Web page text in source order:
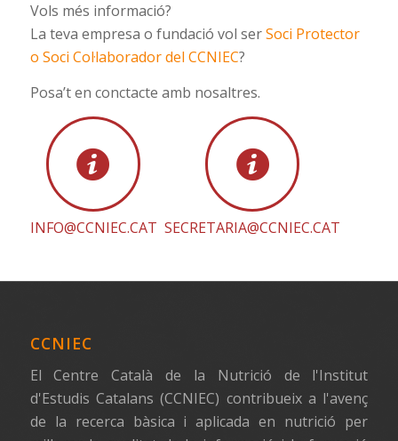
Vols més informació?
La teva empresa o fundació vol serSoci Protector
o Soci Col·laborador del CCNIEC?
Posa’t en conctacte amb nosaltres.
INFO@CCNIEC.CAT SECRETARIA@CCNIEC.CAT
CCNIEC
El Centre Català de la Nutrició de l'Institut
d'Estudis Catalans (CCNIEC) contribueix a l'avenç
de la recerca bàsica i aplicada en nutrició per